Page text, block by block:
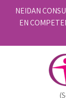
NEIDAN
EN